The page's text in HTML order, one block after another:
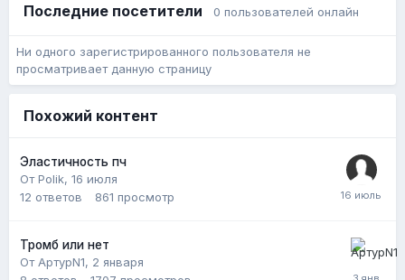
Последние посетители 0 пользователей онлайн
Ни одного зарегистрированного пользователя не
просматривает данную страницу
Похожий контент
Эластичность пч
От Polik, 16 июля
12 ответов 861 просмотр
Тромб или нет
От АртурN1, 2 января